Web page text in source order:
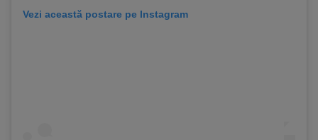
Vezi această postare pe Instagram